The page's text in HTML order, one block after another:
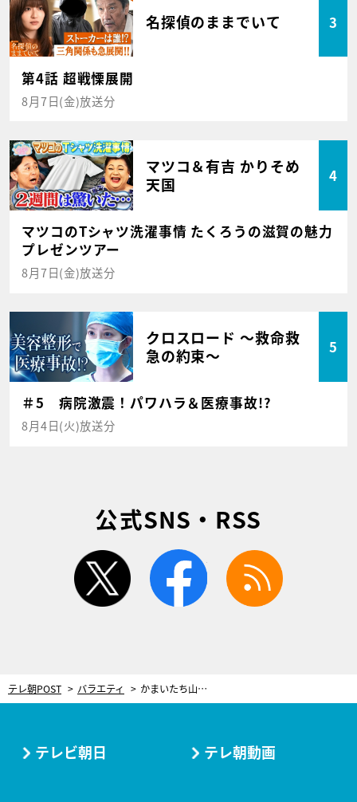
名探偵のままでいて 3
第4話 超戦慄展開
8月7日(金)放送分
マツコ＆有吉 かりそめ
天国
4
マツコのTシャツ洗濯事情 たくろうの滋賀の魅力
プレゼンツアー
8月7日(金)放送分
クロスロード ～救命救
急の約束～
5
＃5 病院激震！パワハラ＆医療事故!?
8月4日(火)放送分
公式SNS・RSS
twitter facebook
テレ朝POST バラエティ かまいたち山内、nobodyknows+に電撃加入！が、インタビュー中に失言連発で大暴走
テレビ朝日 テレ朝動画